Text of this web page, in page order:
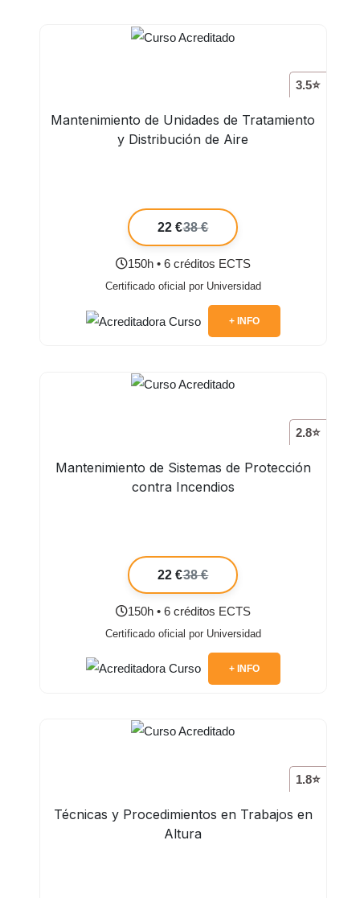
3.5⭐
Mantenimiento de Unidades de Tratamiento
y Distribución de Aire
22 €38 €
150h • 6 créditos ECTS
Certificado oficial por Universidad
+ INFO
2.8⭐
Mantenimiento de Sistemas de Protección
contra Incendios
22 €38 €
150h • 6 créditos ECTS
Certificado oficial por Universidad
+ INFO
1.8⭐
Técnicas y Procedimientos en Trabajos en
Altura